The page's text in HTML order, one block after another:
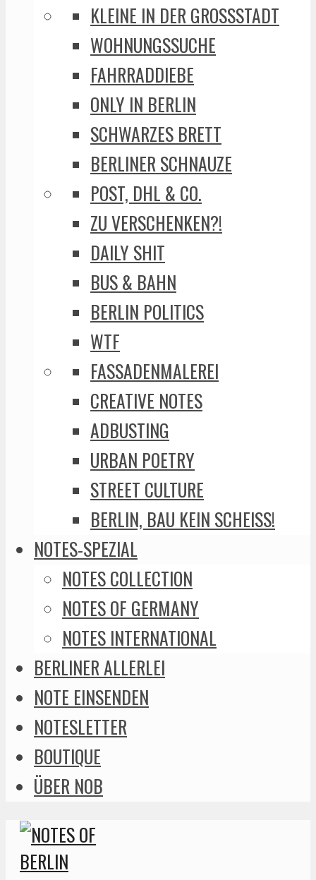
KLEINE IN DER GROSSSTADT
WOHNUNGSSUCHE
FAHRRADDIEBE
ONLY IN BERLIN
SCHWARZES BRETT
BERLINER SCHNAUZE
POST, DHL & CO.
ZU VERSCHENKEN?!
DAILY SHIT
BUS & BAHN
BERLIN POLITICS
WTF
FASSADENMALEREI
CREATIVE NOTES
ADBUSTING
URBAN POETRY
STREET CULTURE
BERLIN, BAU KEIN SCHEISS!
NOTES-SPEZIAL
NOTES COLLECTION
NOTES OF GERMANY
NOTES INTERNATIONAL
BERLINER ALLERLEI
NOTE EINSENDEN
NOTESLETTER
BOUTIQUE
ÜBER NOB